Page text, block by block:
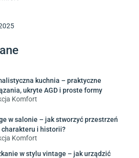
kuchnia – praktyczne
ukryte AGD i proste formy
Komfort
w salonie – jak stworzyć przestrzeń
charakteru i historii?
Komfort
w stylu vintage – jak urządzić